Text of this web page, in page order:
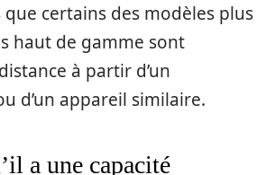
certains des modèles plus
haut de gamme sont
à partir d’un
d’un appareil similaire.
a une capacité